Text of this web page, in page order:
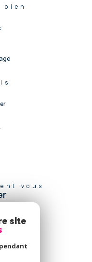
bien
vous
site